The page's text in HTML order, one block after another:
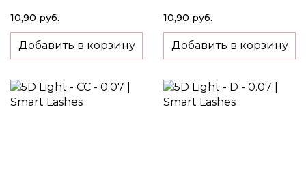
10,90 руб.
Добавить в корзину
10,90 руб.
Добавить в корзину